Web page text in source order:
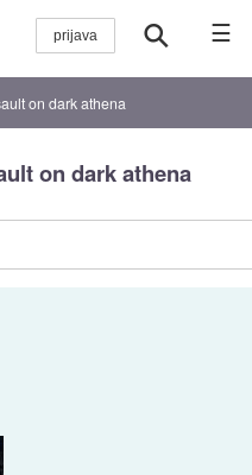
☰
on dark athena
on dark athena